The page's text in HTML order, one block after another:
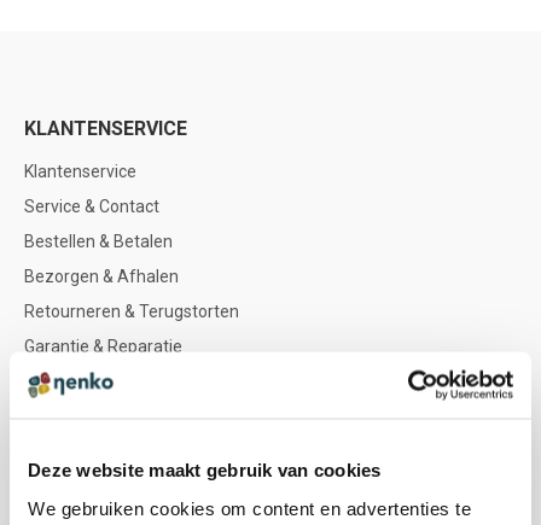
Deze website maakt gebruik van cookies
We gebruiken cookies om content en advertenties te
KLANTENSERVICE
Klantenservice
Service & Contact
Bestellen & Betalen
Bezorgen & Afhalen
Retourneren & Terugstorten
Garantie & Reparatie
Nenko account